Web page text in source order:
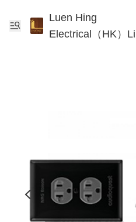
Luen Hing
Electrical（HK）